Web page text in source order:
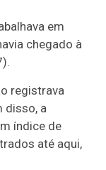
em
chegado à
registrava
disso, a
índice de
até aqui,